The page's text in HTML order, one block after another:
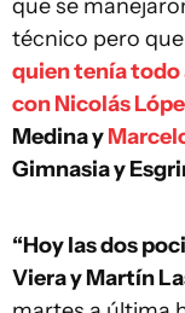
que se
técnico pero
quien tenía todo
con Nicolás
Medina y
Gimnasia y
“Hoy las dos
Viera y Martín